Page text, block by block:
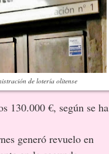
de lotería olitense
130.000 €, según se ha
generó revuelo en